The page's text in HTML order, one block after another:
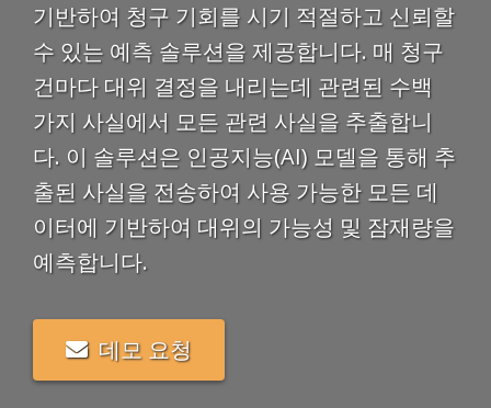
기반하여 청구 기회를 시기 적절하고 신뢰할
수 있는 예측 솔루션을 제공합니다. 매 청구
건마다 대위 결정을 내리는데 관련된 수백
가지 사실에서 모든 관련 사실을 추출합니
다. 이 솔루션은 인공지능(AI) 모델을 통해 추
출된 사실을 전송하여 사용 가능한 모든 데
이터에 기반하여 대위의 가능성 및 잠재량을
예측합니다.
데모 요청